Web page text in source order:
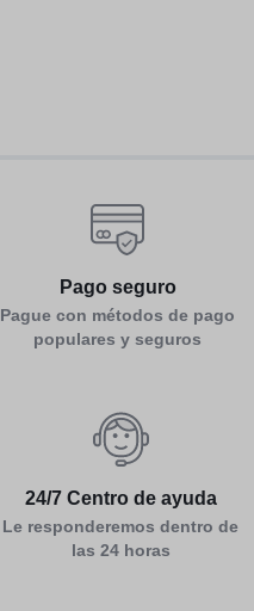
Pago seguro
Pague con métodos de pago
populares y seguros
24/7 Centro de ayuda
Le responderemos dentro de
las 24 horas